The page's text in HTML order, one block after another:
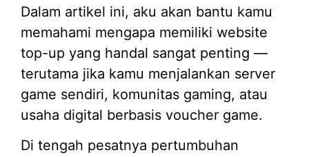
Dalam artikel ini, aku akan bantu kamu
memahami mengapa memiliki website
top-up yang handal sangat penting —
terutama jika kamu menjalankan server
game sendiri, komunitas gaming, atau
usaha digital berbasis voucher game.
Di tengah pesatnya pertumbuhan